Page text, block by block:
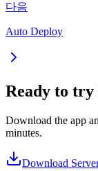
다음
Auto Deploy
Ready to try
Download the app
minutes.
Download